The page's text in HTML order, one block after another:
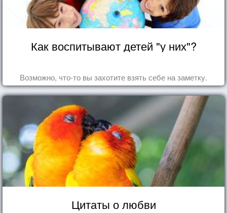
Как воспитывают детей "у них"?
Возможно, что-то вы захотите взять себе на заметку.
Цитаты о любви